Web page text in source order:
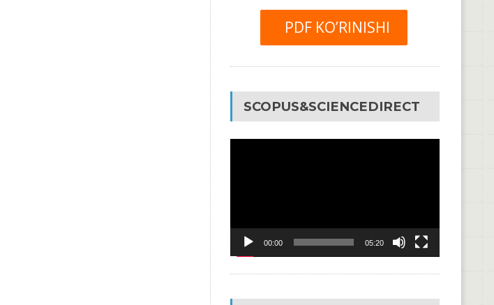
PDF KO’RINISHI
SCOPUS&SCIENCEDIRECT
00:00 05:20